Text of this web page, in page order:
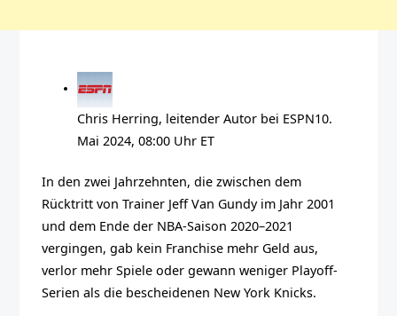
Chris Herring, leitender Autor bei ESPN10.
Mai 2024, 08:00 Uhr ET
In den zwei Jahrzehnten, die zwischen dem
Rücktritt von Trainer Jeff Van Gundy im Jahr 2001
und dem Ende der NBA-Saison 2020–2021
vergingen, gab kein Franchise mehr Geld aus,
verlor mehr Spiele oder gewann weniger Playoff-
Serien als die bescheidenen New York Knicks.